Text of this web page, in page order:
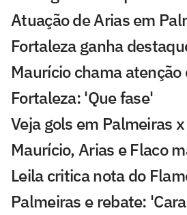
Atuação de Arias em
Fortaleza ganha
Maurício chama
Fortaleza: 'Que fase'
Veja gols em Palmeiras
Maurício, Arias e Flaco
Leila critica nota do
Palmeiras e rebate: